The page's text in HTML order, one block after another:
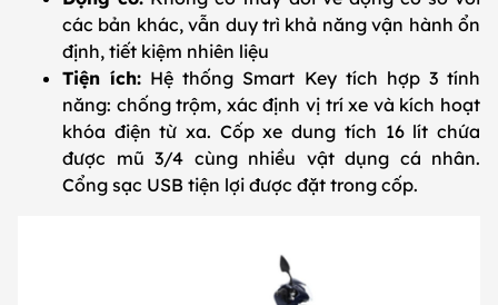
các bản khác, vẫn duy trì khả năng vận hành ổn
định, tiết kiệm nhiên liệu
Tiện ích: Hệ thống Smart Key tích hợp 3 tính
năng: chống trộm, xác định vị trí xe và kích hoạt
khóa điện từ xa. Cốp xe dung tích 16 lít chứa
được mũ 3/4 cùng nhiều vật dụng cá nhân.
Cổng sạc USB tiện lợi được đặt trong cốp.